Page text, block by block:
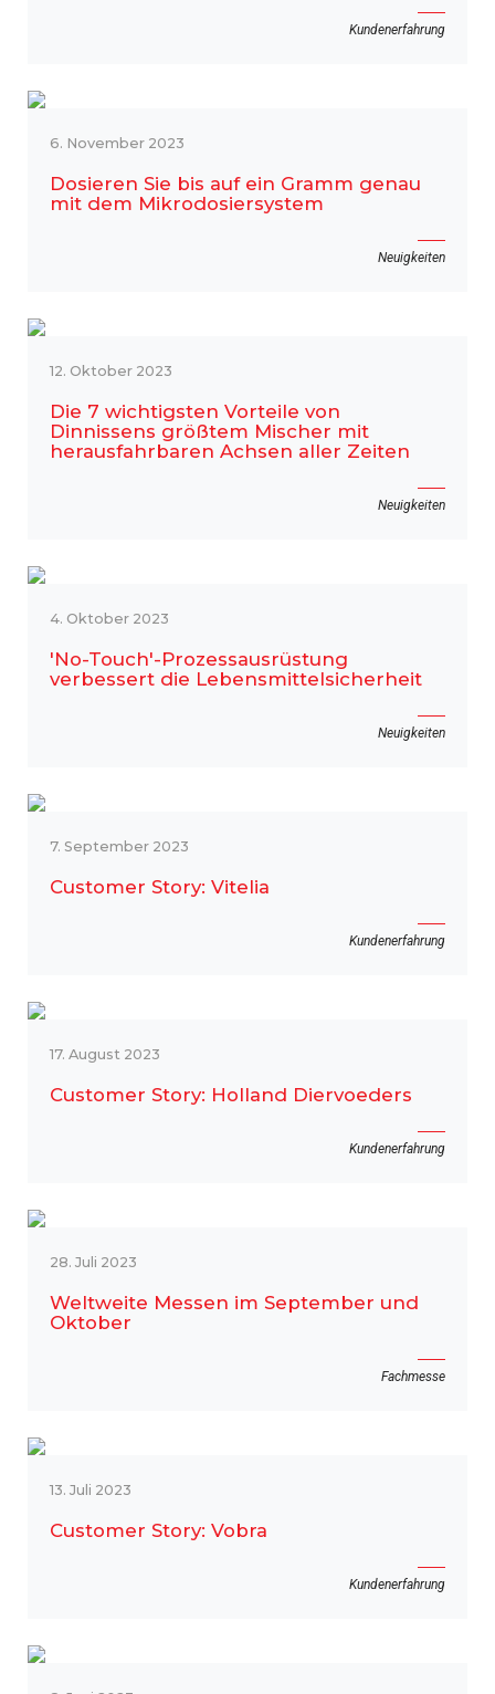
Kundenerfahrung
6. November 2023
Dosieren Sie bis auf ein Gramm genau
mit dem Mikrodosiersystem
Neuigkeiten
12. Oktober 2023
Die 7 wichtigsten Vorteile von
Dinnissens größtem Mischer mit
herausfahrbaren Achsen aller Zeiten
Neuigkeiten
4. Oktober 2023
'No-Touch'-Prozessausrüstung
verbessert die Lebensmittelsicherheit
Neuigkeiten
7. September 2023
Customer Story: Vitelia
Kundenerfahrung
17. August 2023
Customer Story: Holland Diervoeders
Kundenerfahrung
28. Juli 2023
Weltweite Messen im September und
Oktober
Fachmesse
13. Juli 2023
Customer Story: Vobra
Kundenerfahrung